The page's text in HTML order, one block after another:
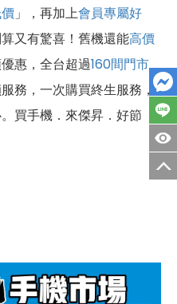
」，再加上會員專屬好
算又有驚喜！舊機還能高價
惠，全台超過160間門市
務，一次購買終生服務，
買手機．來傑昇．好節